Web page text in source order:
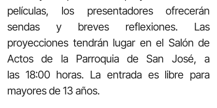
películas, los presentadores ofrecerán
sendas y breves reflexiones. Las
proyecciones tendrán lugar en el Salón de
Actos de la Parroquia de San José, a
las 18:00 horas. La entrada es libre para
mayores de 13 años.